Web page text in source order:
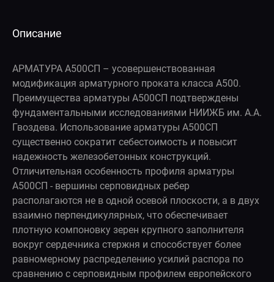
Описание
АРМАТУРА А500СП – усовершенствованная
модификация арматурного проката класса А500.
Преимущества арматуры А500СП подтверждены
фундаментальными исследованиями НИИЖБ им. А.А.
Гвоздева. Использование арматуры А500СП
существенно сократит себестоимость и повысит
надежность железобетонных конструкций.
Отличительная особенность профиля арматуры
А500СП - вершины серповидных ребер
располагаются не в одной осевой плоскости, а в двух
взаимно перпендикулярных, что обеспечивает
плотную компоновку зерен крупного заполнителя
вокруг сердечника стержня и способствует более
равномерному распределению усилий распора по
сравнению с серповидным профилем европейского